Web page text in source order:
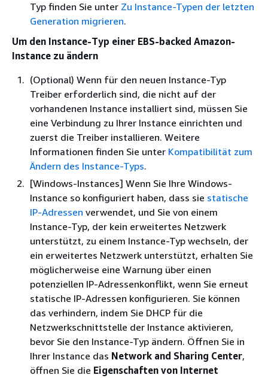
Typ finden Sie unter Zu Instance-Typen der letzten
Generation migrieren.
Um den Instance-Typ einer EBS-backed Amazon-
Instance zu ändern
(Optional) Wenn für den neuen Instance-Typ
Treiber erforderlich sind, die nicht auf der
vorhandenen Instance installiert sind, müssen Sie
eine Verbindung zu Ihrer Instance einrichten und
zuerst die Treiber installieren. Weitere
Informationen finden Sie unter Kompatibilität zum
Ändern des Instance-Typs.
[Windows-Instances] Wenn Sie Ihre Windows-
Instance so konfiguriert haben, dass sie statische
IP-Adressen verwendet, und Sie von einem
Instance-Typ, der kein erweitertes Netzwerk
unterstützt, zu einem Instance-Typ wechseln, der
ein erweitertes Netzwerk unterstützt, erhalten Sie
möglicherweise eine Warnung über einen
potenziellen IP-Adressenkonflikt, wenn Sie erneut
statische IP-Adressen konfigurieren. Sie können
das verhindern, indem Sie DHCP für die
Netzwerkschnittstelle der Instance aktivieren,
bevor Sie den Instance-Typ ändern. Öffnen Sie in
Ihrer Instance das Network and Sharing Center,
öffnen Sie die Eigenschaften von Internet